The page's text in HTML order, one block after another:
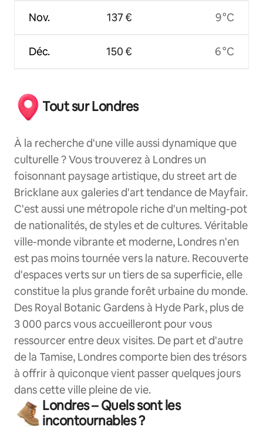
Nov.
Déc.
137 €
150 €
9 °C
6 °C
Tout sur Londres
À la recherche d'une ville aussi dynamique que
culturelle ? Vous trouverez à Londres un
foisonnant paysage artistique, du street art de
Bricklane aux galeries d'art tendance de Mayfair.
C'est aussi une métropole riche d'un melting-pot
de nationalités, de styles et de cultures. Véritable
ville-monde vibrante et moderne, Londres n'en
est pas moins tournée vers la nature. Recouverte
d'espaces verts sur un tiers de sa superficie, elle
constitue la plus grande forêt urbaine du monde.
Des Royal Botanic Gardens à Hyde Park, plus de
3 000 parcs vous accueilleront pour vous
ressourcer entre deux visites. De part et d'autre
de la Tamise, Londres comporte bien des trésors
à offrir à quiconque vient passer quelques jours
dans cette ville pleine de vie.
Londres – Quels sont les
incontournables ?